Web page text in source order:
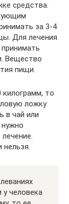
средства.
за 3-4
Для лечения
Вещество
пищи.
килограмм, то
ложку
в чай или
нельзя.
у человека